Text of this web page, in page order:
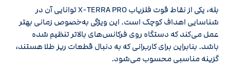
بله، یکی از نقاط قوت فلزیاب X-TERRA PRO توانایی آن در
شناسایی اهداف کوچک است. این ویژگی به‌خصوص زمانی بهتر
عمل می‌کند که دستگاه روی فرکانس‌های بالاتر تنظیم شده
باشد. بنابراین برای کاربرانی که به دنبال قطعات ریز طلا هستند،
گزینه مناسبی محسوب می‌شود.